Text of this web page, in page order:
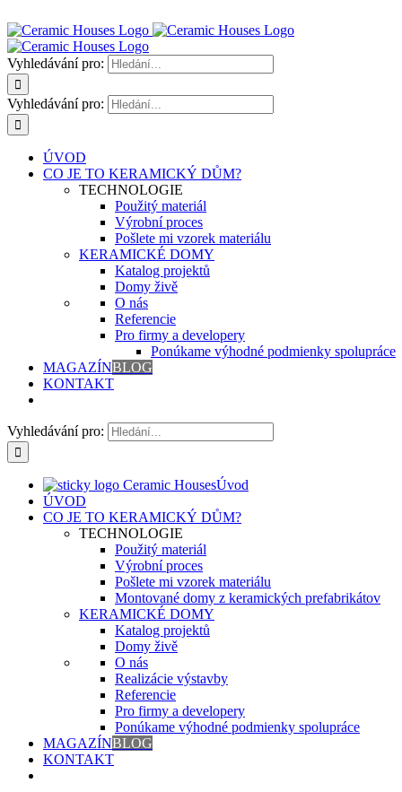
Vyhledávání pro:
Vyhledávání pro:
ÚVOD
CO JE TO KERAMICKÝ DŮM?
TECHNOLOGIE
Použitý materiál
Výrobní proces
Pošlete mi vzorek materiálu
KERAMICKÉ DOMY
Katalog projektů
Domy živě
O nás
Referencie
Pro firmy a developery
Ponúkame výhodné podmienky spolupráce
MAGAZÍNBLOG
KONTAKT
Vyhledávání pro:
Úvod
ÚVOD
CO JE TO KERAMICKÝ DŮM?
TECHNOLOGIE
Použitý materiál
Výrobní proces
Pošlete mi vzorek materiálu
Montované domy z keramických prefabrikátov
KERAMICKÉ DOMY
Katalog projektů
Domy živě
O nás
Realizácie výstavby
Referencie
Pro firmy a developery
Ponúkame výhodné podmienky spolupráce
MAGAZÍNBLOG
KONTAKT